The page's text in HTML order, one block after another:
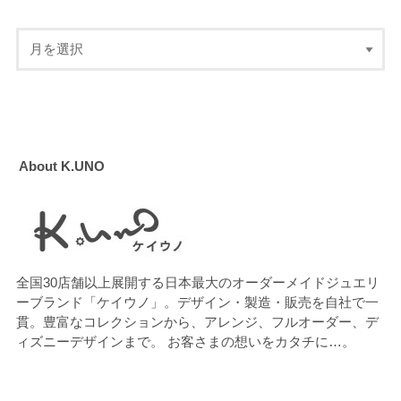
About K.UNO
全国30店舗以上展開する日本最大のオーダーメイドジュエリ
ーブランド「ケイウノ」。デザイン・製造・販売を自社で一
貫。豊富なコレクションから、アレンジ、フルオーダー、デ
ィズニーデザインまで。 お客さまの想いをカタチに…。